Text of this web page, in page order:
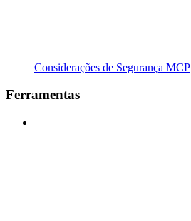
Considerações de Segurança MCP
Ferramentas